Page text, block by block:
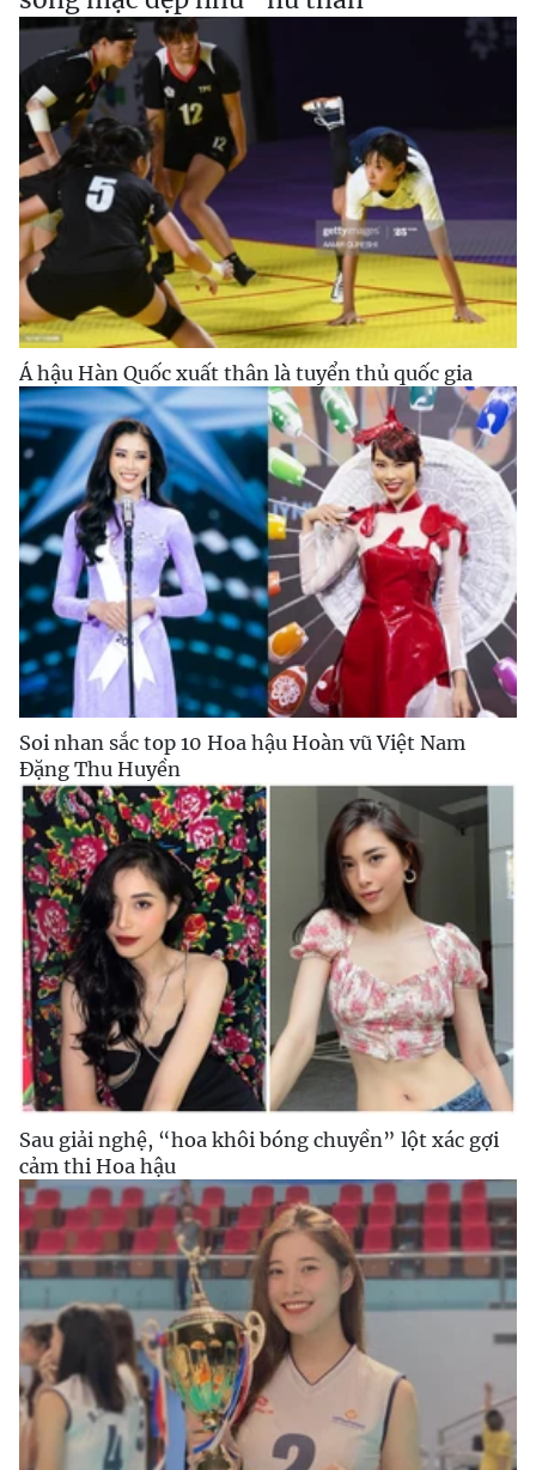
Á hậu Hàn Quốc xuất thân là tuyển thủ quốc gia
Soi nhan sắc top 10 Hoa hậu Hoàn vũ Việt Nam
Đặng Thu Huyền
Sau giải nghệ, “hoa khôi bóng chuyền” lột xác gợi
cảm thi Hoa hậu